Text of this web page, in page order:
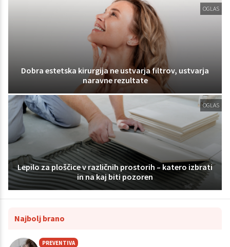
OGLAS
Dobra estetska kirurgija ne ustvarja filtrov, ustvarja
naravne rezultate
OGLAS
Lepilo za ploščice v različnih prostorih – katero izbrati
in na kaj biti pozoren
Najbolj brano
PREVENTIVA